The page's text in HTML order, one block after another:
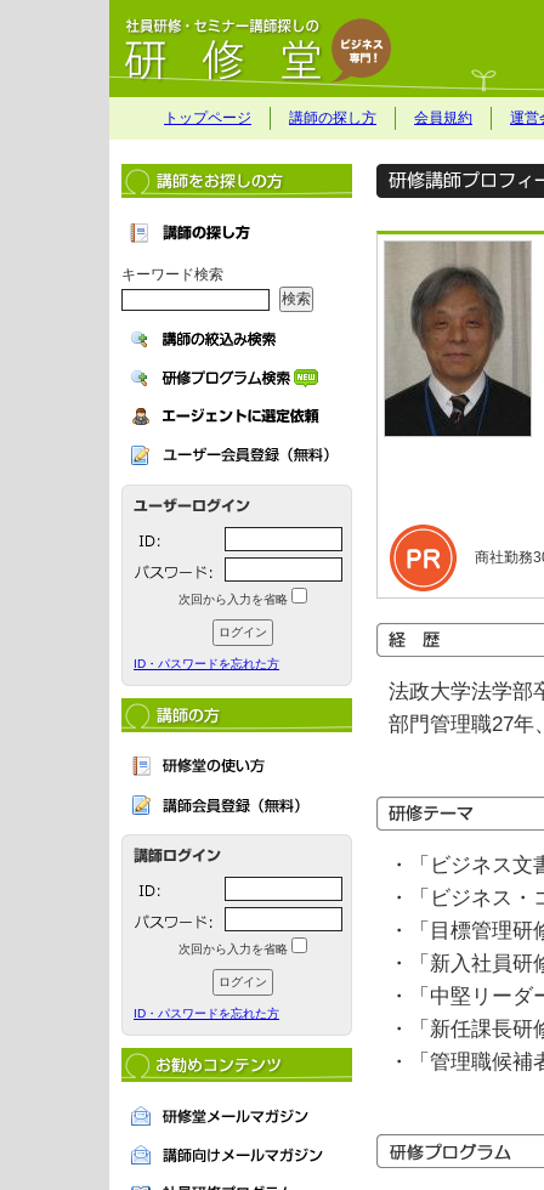
トップページ 講師の探し方 会員規約 運営
キーワード検索
次回から入力を省略
ID・パスワードを忘れた方
次回から入力を省略
ID・パスワードを忘れた方
商社勤務
法政大学法学部
部門管理職27年
・「ビジネス
・「ビジネス
・「目標管理研
・「新入社員研
・「中堅リーダ
・「新任課長研
・「管理職候補